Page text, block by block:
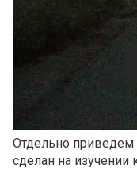
Отдельно приведем
сделан на изучении